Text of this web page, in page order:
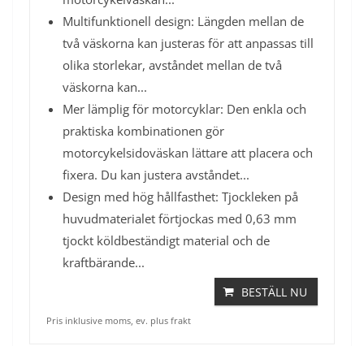
Multifunktionell design: Längden mellan de
två väskorna kan justeras för att anpassas till
olika storlekar, avståndet mellan de två
väskorna kan...
Mer lämplig för motorcyklar: Den enkla och
praktiska kombinationen gör
motorcykelsidoväskan lättare att placera och
fixera. Du kan justera avståndet...
Design med hög hållfasthet: Tjockleken på
huvudmaterialet förtjockas med 0,63 mm
tjockt köldbeständigt material och de
kraftbärande...
BESTÄLL NU
Pris inklusive moms, ev. plus frakt